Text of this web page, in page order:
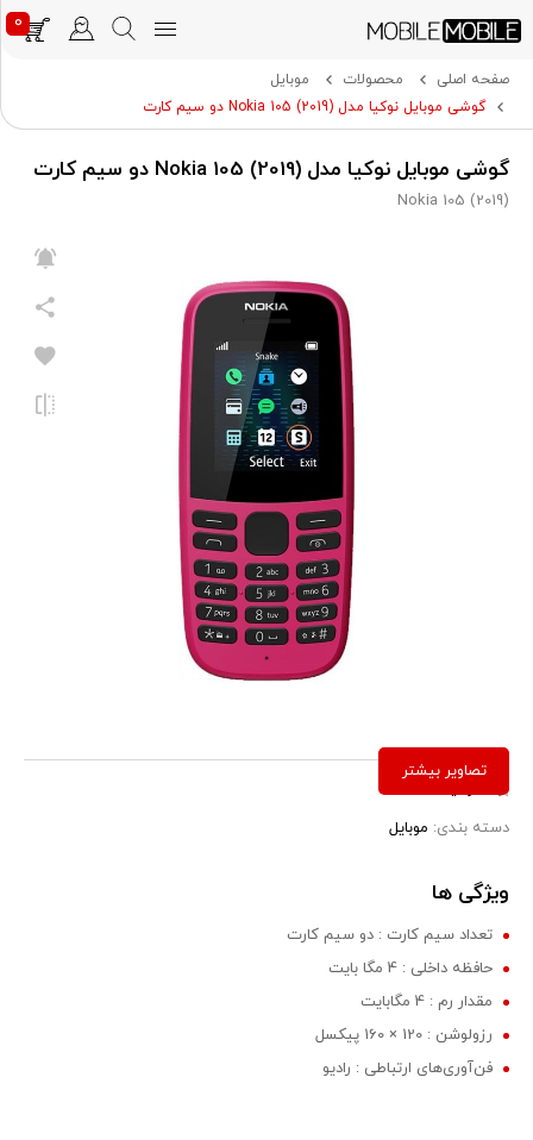
0
صفحه اصلی محصولات
موبایل
گوشی موبایل نوکیا مدل (2019) Nokia 105 دو سیم کارت
گوشی موبایل نوکیا مدل (2019) Nokia 105 دو سیم کارت
(2019) Nokia 105
برند:
دسته بندی: موبایل
ویژگی ها
تعداد سیم کارت : دو سیم کارت
حافظه داخلی : 4 مگا بایت
مقدار رم : 4 مگابایت
رزولوشن : 120 × 160 پیکسل
فن‌آوری‌های ارتباطی : رادیو